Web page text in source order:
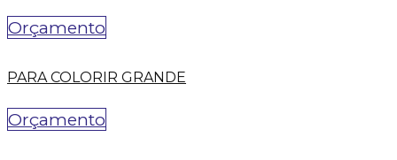
Orçamento
PARA COLORIR GRANDE
Orçamento